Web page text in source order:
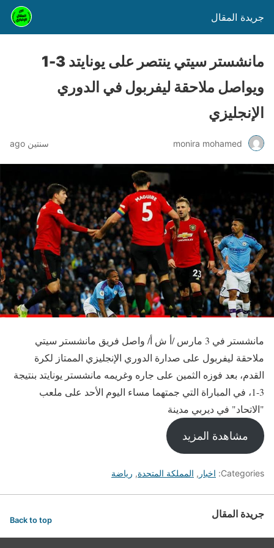
جريدة المقال
مانشستر سيتي ينتصر على يونايتد 3-1
ويواصل ملاحقة ليفربول في الدوري
الإنجليزي
monira mohamed سنتين ago
مانشستر في 3 مارس /أ ش أ/ واصل فريق مانشستر سيتي
ملاحقة ليفربول على صدارة الدوري الإنجليزي الممتاز لكرة
القدم، بعد فوزه الثمين على جاره وغريمه مانشستر يونايتد بنتيجة
3-1، في المباراة التي جمتهما مساء اليوم الأحد على ملعب
"الاتحاد" في ديربي مدينة
مشاهدة المزيد
Categories: اخبار , المملكة المتحدة, رياضة
جريدة المقال Back to top